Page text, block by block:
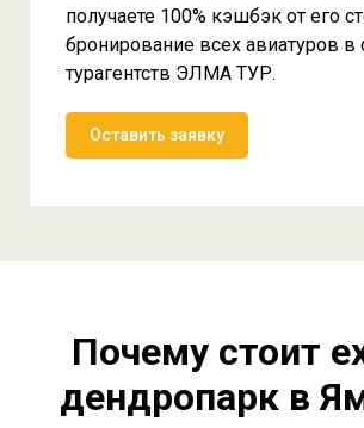
получаете 100% кэшбэк от его
бронирование всех авиатуров в
турагентств ЭЛМА ТУР.
Оставить заявку
Почему стоит
дендропарк в